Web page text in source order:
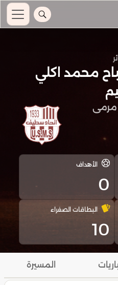
محمد اكلي
الأهداف
0
البطاقات الصفراء
10
المسيرة